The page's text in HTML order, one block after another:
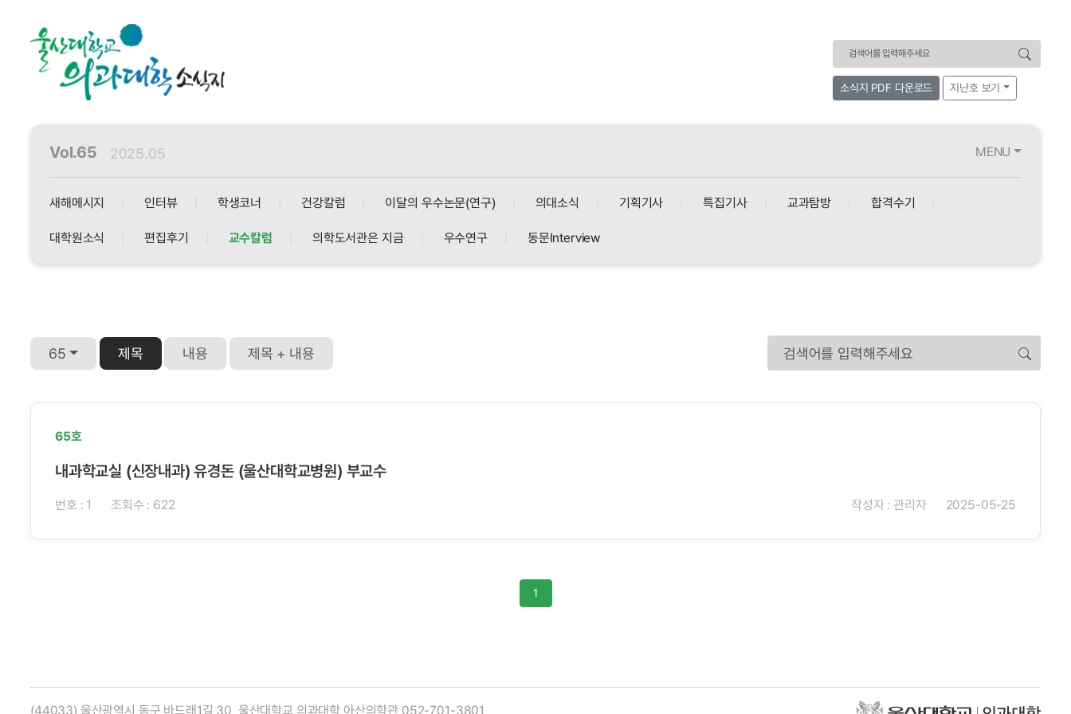
소식지 PDF 다운로드 지난호 보기
Vol.65 2025.05 MENU
새해메시지 인터뷰 학생코너 건강칼럼 이달의 우수논문(연구) 의대소식 기획기사 특집기사 교과탐방 합격수기
대학원소식 편집후기 교수칼럼 의학도서관은 지금 우수연구 동문Interview
65 제목 내용 제목 + 내용
검색어
65호
내과학교실 (신장내과) 유경돈 (울산대학교병원) 부교수
번호 : 1 조회수 : 622 작성자 : 관리자 2025-05-25
1
(44033) 울산광역시 동구 바드래1길 30, 울산대학교 의과대학 아산의학관 052-701-3801